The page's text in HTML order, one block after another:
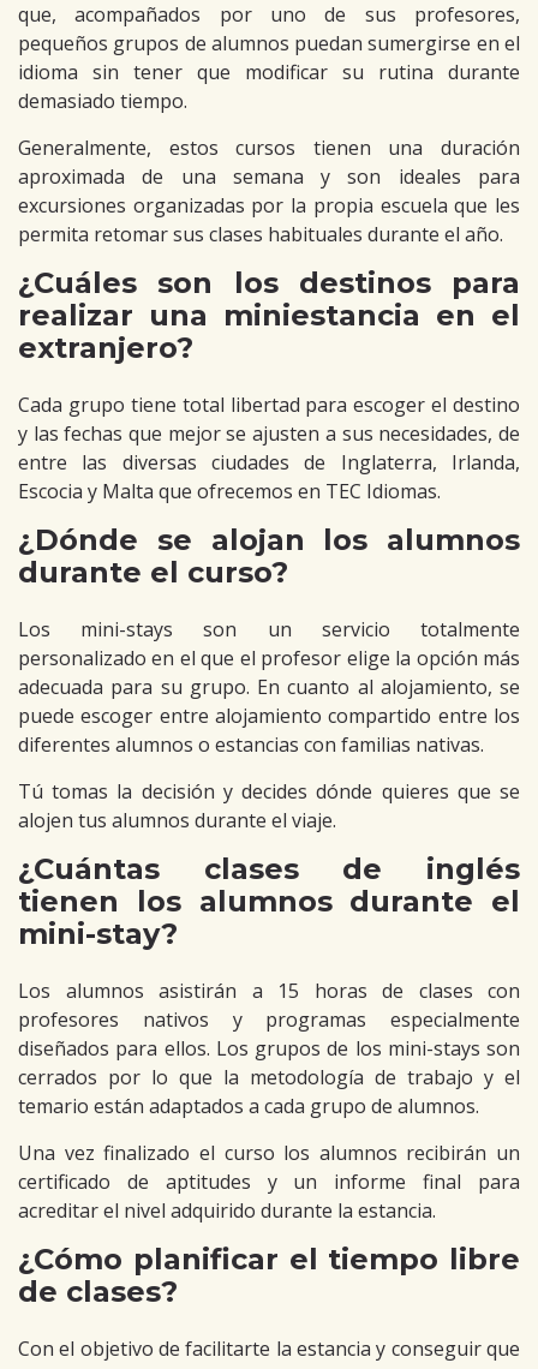
que, acompañados por uno de sus profesores,
pequeños grupos de alumnos puedan sumergirse en el
idioma sin tener que modificar su rutina durante
demasiado tiempo.
Generalmente, estos cursos tienen una duración
aproximada de una semana y son ideales para
excursiones organizadas por la propia escuela que les
permita retomar sus clases habituales durante el año.
¿Cuáles son los destinos para
realizar una miniestancia en el
extranjero?
Cada grupo tiene total libertad para escoger el destino
y las fechas que mejor se ajusten a sus necesidades, de
entre las diversas ciudades de Inglaterra, Irlanda,
Escocia y Malta que ofrecemos en TEC Idiomas.
¿Dónde se alojan los alumnos
durante el curso?
Los mini-stays son un servicio totalmente
personalizado en el que el profesor elige la opción más
adecuada para su grupo. En cuanto al alojamiento, se
puede escoger entre alojamiento compartido entre los
diferentes alumnos o estancias con familias nativas.
Tú tomas la decisión y decides dónde quieres que se
alojen tus alumnos durante el viaje.
¿Cuántas clases de inglés
tienen los alumnos durante el
mini-stay?
Los alumnos asistirán a 15 horas de clases con
profesores nativos y programas especialmente
diseñados para ellos. Los grupos de los mini-stays son
cerrados por lo que la metodología de trabajo y el
temario están adaptados a cada grupo de alumnos.
Una vez finalizado el curso los alumnos recibirán un
certificado de aptitudes y un informe final para
acreditar el nivel adquirido durante la estancia.
¿Cómo planificar el tiempo libre
de clases?
Con el objetivo de facilitarte la estancia y conseguir que